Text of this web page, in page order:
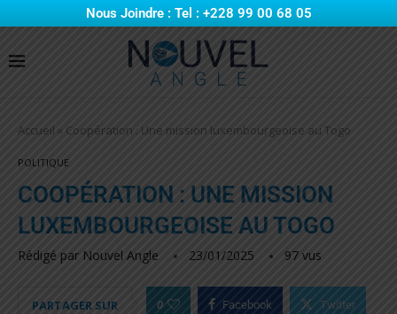
Nous Joindre : Tel : +228 99 00 68 05
Accueil » Coopération : Une mission luxembourgeoise au Togo
POLITIQUE
COOPÉRATION : UNE MISSION
LUXEMBOURGEOISE AU TOGO
Rédigé par Nouvel Angle 23/01/2025 97 vus
PARTAGER SUR 0 Facebook Twitter